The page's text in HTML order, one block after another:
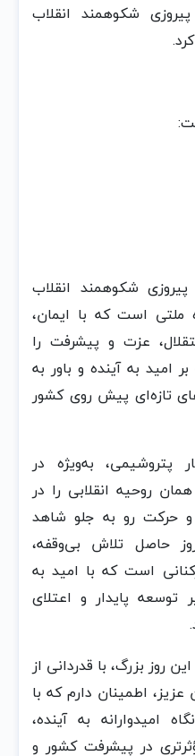
شکوهمند انقلاب
پیروزی شکوهمند انقلاب
ملتی است که با ایمان،
عزت و پیشرفت را
امید به آینده و باور به
تازه‌ای پیش روی کشور
پتروشیمی، به‌ویژه در
روحیه انقلابی را در
و حرکت رو به جلو شاهد
حاصل تلاش بی‌وقفه،
است که با امید به
توسعه پایدار و اعتلای
روز بزرگ، با قدردانی از
اطمینان دارم که با
امیدوارانه به آینده،
در پیشرفت کشور و